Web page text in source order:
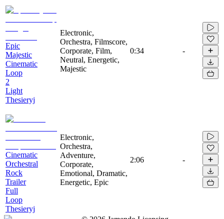
Epic
Majestic
Cinematic
Loop
2
Light
Thesieryj
Electronic,
Orchestra, Filmscore,
Corporate, Film,
Neutral, Energetic,
Majestic
0:34 -
Cinematic
Orchestral
Rock
Trailer
Full
Loop
Thesieryj
Electronic,
Orchestra,
Adventure,
Corporate,
Emotional, Dramatic,
Energetic, Epic
2:06 -